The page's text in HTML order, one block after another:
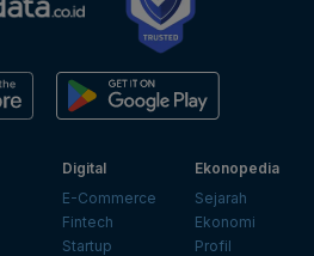
Digital
E-Commerce
Fintech
Startup
Ekonopedia
Sejarah
Ekonomi
Profil